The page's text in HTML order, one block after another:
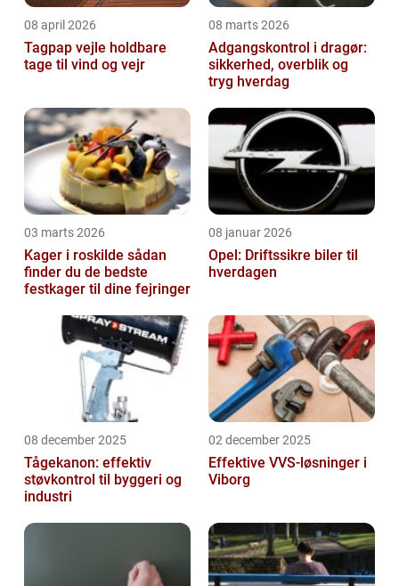
08 april 2026
Tagpap vejle holdbare
tage til vind og vejr
08 marts 2026
Adgangskontrol i dragør:
sikkerhed, overblik og
tryg hverdag
03 marts 2026
Kager i roskilde sådan
finder du de bedste
festkager til dine fejringer
08 januar 2026
Opel: Driftssikre biler til
hverdagen
08 december 2025
Tågekanon: effektiv
støvkontrol til byggeri og
industri
02 december 2025
Effektive VVS-løsninger i
Viborg